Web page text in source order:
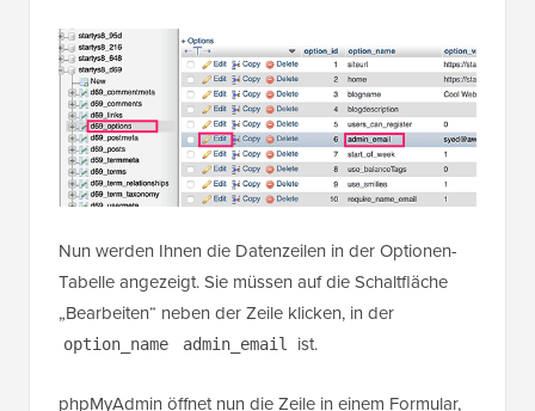
Nun werden Ihnen die Datenzeilen in der Optionen-
Tabelle angezeigt. Sie müssen auf die Schaltfläche
„Bearbeiten“ neben der Zeile klicken, in der
option_name admin_email ist.
phpMyAdmin öffnet nun die Zeile in einem Formular,